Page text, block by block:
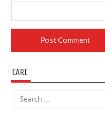
CARI